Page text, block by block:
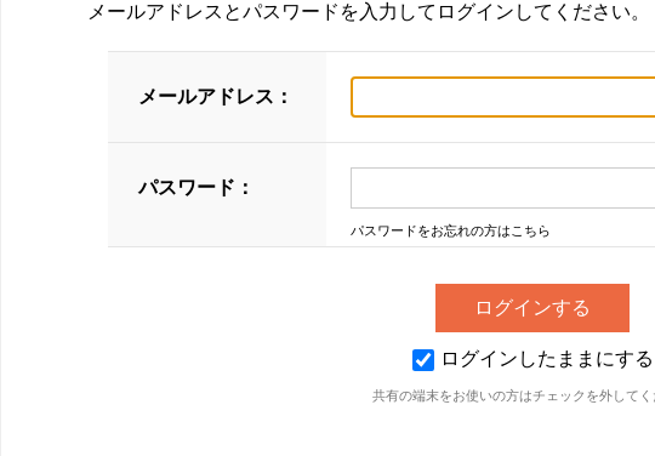
メールアドレスとパスワードを入力してログインしてください。
メールアドレス：
パスワード：
パスワードをお忘れの方はこちら
ログインしたままにする
共有の端末をお使いの方はチェックを外して